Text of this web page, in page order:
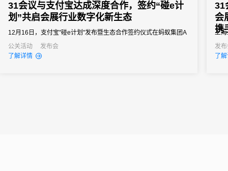
31会议与支付宝达成深度合作，签约“碰e计
划”共启会展行业数字化新生态
12月16日，支付宝"碰e计划"发布暨生态合作签约仪式在蚂蚁集团A
空间隆重举办。此次发布会中支付宝推出的"碰e计划"，是针对会展
行业痛点的精准破局，推动会展行业向"流量获取+高价值服务链条
公关活动
发布会
了解详情
31
会
携
上
中
息
发
了